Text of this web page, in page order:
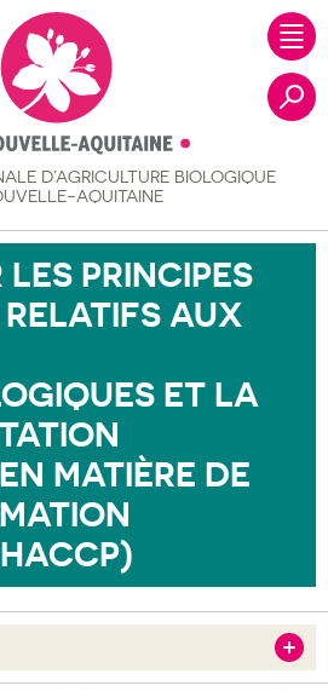
D’AGRICULTURE BIOLOGIQUE
AQUITAINE
PRINCIPES
RELATIFS AUX
ET LA
MATIÈRE DE